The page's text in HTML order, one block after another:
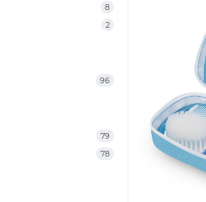
8
2
96
79
78